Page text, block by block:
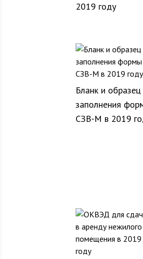
2019 году
Бланк и образец
заполнения
СЗВ-М в 2019